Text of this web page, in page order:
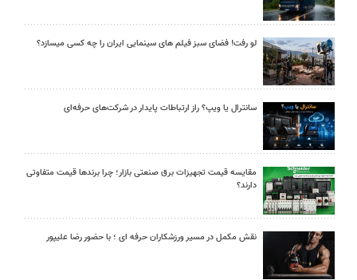
لو رفت! فضای سبز فیلم های سینمایی ایران را چه کسی میسازد؟
سانترال یا ویپ؟ راز ارتباطات پایدار در شرکت‌های حرفه‌ای
مقایسه قیمت تجهیزات برق صنعتی بازار؛ چرا برندها قیمت متفاوتی
دارند؟
نقش مکمل در مسیر ورزشکاران حرفه ای ؛ با حضور رضا علیپور